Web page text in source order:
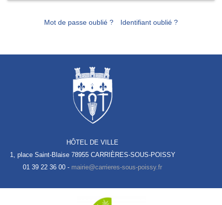
Mot de passe oublié ? Identifiant oublié ?
HÔTEL DE VILLE
1, place Saint-Blaise 78955 CARRIÈRES-SOUS-POISSY
01 39 22 36 00 -